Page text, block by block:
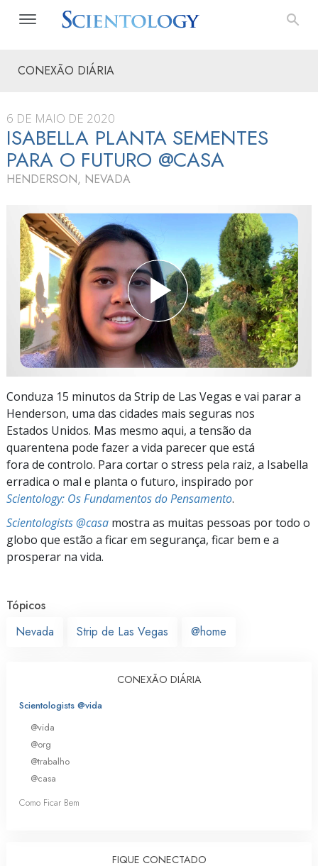
CONEXÃO DIÁRIA
6 DE MAIO DE 2020
ISABELLA PLANTA SEMENTES
PARA O FUTURO @CASA
HENDERSON, NEVADA
Conduza 15 minutos da Strip de Las Vegas e vai parar a
Henderson, uma das cidades mais seguras nos
Estados Unidos. Mas mesmo aqui, a tensão da
quarentena pode fazer a vida parecer que está
fora de controlo. Para cortar o stress pela raiz, a Isabella
erradica o mal e planta o futuro, inspirado por
Scientology: Os Fundamentos do Pensamento.
Scientologists @casa mostra as muitas pessoas por todo o
globo que estão a ficar em segurança, ficar bem e a
prosperar na vida.
Tópicos
Nevada
Strip de Las Vegas @home
CONEXÃO DIÁRIA
Scientologists @vida
@vida
@org
@trabalho
@casa
Como Ficar Bem
FIQUE CONECTADO